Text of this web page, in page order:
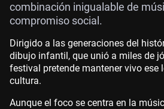
combinación inigualable de
compromiso social.
Dirigido a las generaciones del
dibujo infantil, que unió a miles de
festival pretende mantener vivo ese
cultura.
Aunque el foco se centra en la